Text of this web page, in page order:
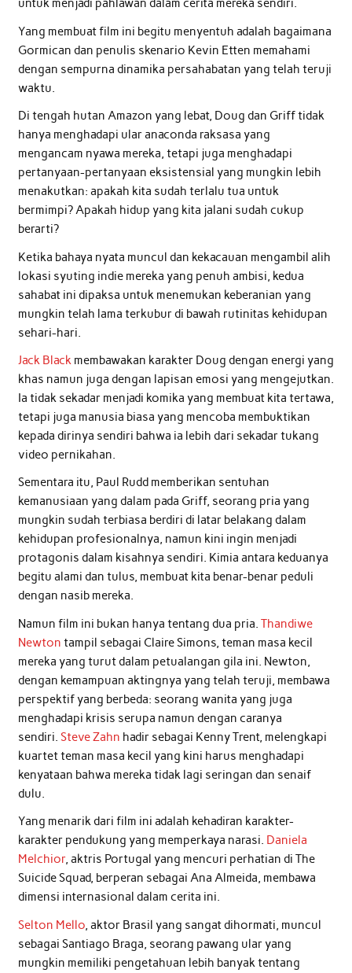
untuk menjadi pahlawan dalam cerita mereka sendiri.
Yang membuat film ini begitu menyentuh adalah bagaimana
Gormican dan penulis skenario Kevin Etten memahami
dengan sempurna dinamika persahabatan yang telah teruji
waktu.
Di tengah hutan Amazon yang lebat, Doug dan Griff tidak
hanya menghadapi ular anaconda raksasa yang
mengancam nyawa mereka, tetapi juga menghadapi
pertanyaan-pertanyaan eksistensial yang mungkin lebih
menakutkan: apakah kita sudah terlalu tua untuk
bermimpi? Apakah hidup yang kita jalani sudah cukup
berarti?
Ketika bahaya nyata muncul dan kekacauan mengambil alih
lokasi syuting indie mereka yang penuh ambisi, kedua
sahabat ini dipaksa untuk menemukan keberanian yang
mungkin telah lama terkubur di bawah rutinitas kehidupan
sehari-hari.
Jack Blackmembawakan karakter Doug dengan energi yang
khas namun juga dengan lapisan emosi yang mengejutkan.
Ia tidak sekadar menjadi komika yang membuat kita tertawa,
tetapi juga manusia biasa yang mencoba membuktikan
kepada dirinya sendiri bahwa ia lebih dari sekadar tukang
video pernikahan.
Sementara itu, Paul Rudd memberikan sentuhan
kemanusiaan yang dalam pada Griff, seorang pria yang
mungkin sudah terbiasa berdiri di latar belakang dalam
kehidupan profesionalnya, namun kini ingin menjadi
protagonis dalam kisahnya sendiri. Kimia antara keduanya
begitu alami dan tulus, membuat kita benar-benar peduli
dengan nasib mereka.
Namun film ini bukan hanya tentang dua pria. Thandiwe
Newton tampil sebagai Claire Simons, teman masa kecil
mereka yang turut dalam petualangan gila ini. Newton,
dengan kemampuan aktingnya yang telah teruji, membawa
perspektif yang berbeda: seorang wanita yang juga
menghadapi krisis serupa namun dengan caranya
sendiri. Steve Zahn hadir sebagai Kenny Trent, melengkapi
kuartet teman masa kecil yang kini harus menghadapi
kenyataan bahwa mereka tidak lagi seringan dan senaif
dulu.
Yang menarik dari film ini adalah kehadiran karakter-
karakter pendukung yang memperkaya narasi. Daniela
Melchior, aktris Portugal yang mencuri perhatian di The
Suicide Squad, berperan sebagai Ana Almeida, membawa
dimensi internasional dalam cerita ini.
Selton Mello, aktor Brasil yang sangat dihormati, muncul
sebagai Santiago Braga, seorang pawang ular yang
mungkin memiliki pengetahuan lebih banyak tentang